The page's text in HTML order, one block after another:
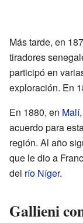
Más tarde, en
tiradores
participó en
exploración. En
En 1880, en Malí
acuerdo para
región. Al año
que le dio a
del río Níger.
Gallieni